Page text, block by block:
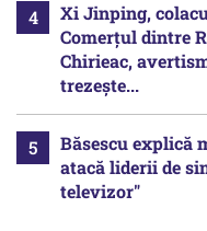
Xi Jinping,
Comerțul dintre
Chirieac,
trezește...
Băsescu explică
atacă liderii de
televizor"